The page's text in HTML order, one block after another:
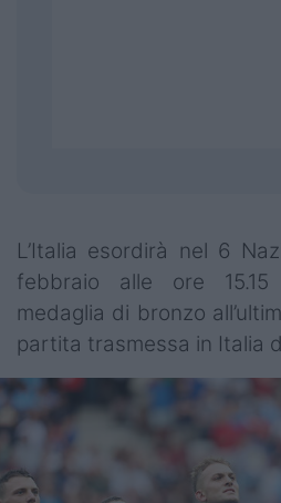
L’Italia esordirà nel 6
febbraio alle ore 15.15
medaglia di bronzo
partita trasmessa in Italia